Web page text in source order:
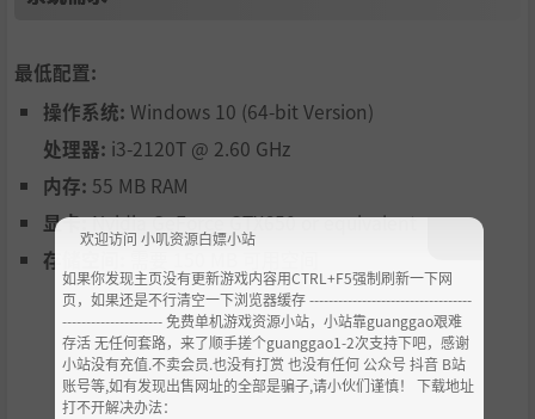
绘美术风格和颇具禅意的原声曲目交织而成，做好准备，在
这里流连忘返吧。
机制易上手，玩法脑洞大，《LOK Digital》诚邀各位玩家每
天都回来看看，这里还有程序生成的各式谜题，能将游戏机
制的广度和深度体现得淋漓尽致。
每当你拼出魔法咒语，名为LOK的生物就会诞生。它们只能
生活在涂黑的方格里，由此一来，每解决一道谜题，你都是
在帮助它们开疆拓土、散播文明。
最低配置:
操作系统: Windows 10 (64-bit Version)
处理器: i3-2120T @ 2.60 GHz
内存: 55 MB RAM
显卡:Nvidia GeForce GTX650 or equivalent
存储空间:
欢迎访问 小叽资源白嫖小站
如果你发现主页没有更新游戏内容用CTRL+F5强制刷新一下网
页，如果还是不行清空一下浏览器缓存 ----------------------------------
--------------------- 免费单机游戏资源小站，小站靠guanggao艰难
存活 无任何套路，来了顺手搓个guanggao1-2次支持下吧，感谢
小站没有充值.不卖会员.也没有打赏 也没有任何 公众号 抖音 B站
账号等,如有发现出售网址的全部是骗子,请小伙们谨慎！ 下载地址
打不开解决办法：